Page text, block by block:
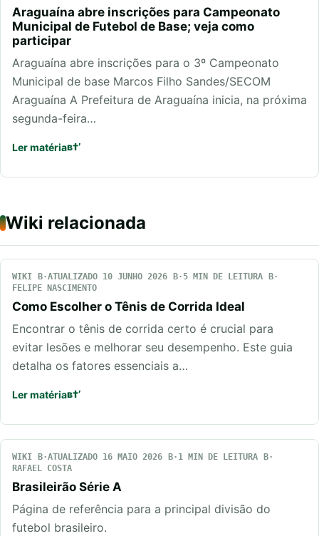
Araguaína abre inscrições para Campeonato
Municipal de Futebol de Base; veja como
participar
Araguaína abre inscrições para o 3º Campeonato
Municipal de base Marcos Filho Sandes/SECOM
Araguaína A Prefeitura de Araguaína inicia, na próxima
segunda-feira…
Ler matéria
Wiki relacionada
WIKI ATUALIZADO 10 JUNHO 2026
5 MIN DE LEITURA
FELIPE NASCIMENTO
Como Escolher o Tênis de Corrida Ideal
Encontrar o tênis de corrida certo é crucial para
evitar lesões e melhorar seu desempenho. Este guia
detalha os fatores essenciais a…
Ler matéria
WIKI ATUALIZADO 16 MAIO 2026
1 MIN DE LEITURA
RAFAEL COSTA
Brasileirão Série A
Página de referência para a principal divisão do
futebol brasileiro.